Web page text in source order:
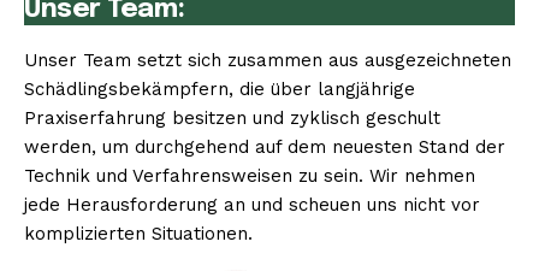
Unser Team:
Unser Team setzt sich zusammen aus ausgezeichneten
Schädlingsbekämpfern, die über langjährige
Praxiserfahrung besitzen und zyklisch geschult
werden, um durchgehend auf dem neuesten Stand der
Technik und Verfahrensweisen zu sein. Wir nehmen
jede Herausforderung an und scheuen uns nicht vor
komplizierten Situationen.